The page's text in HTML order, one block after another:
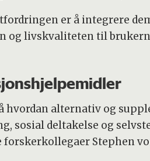
er å integrere
og livskvaliteten til
hvordan alternativ og
sosial deltakelse og
forskerkollegaer Stephen